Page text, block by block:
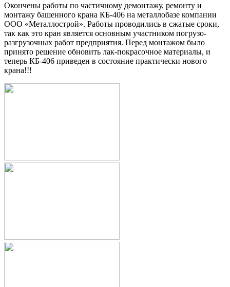
Окончены работы по частичному демонтажу, ремонту и
монтажу башенного крана КБ-406 на металлобазе компании
ООО «Металлострой». Работы проводились в сжатые сроки,
так как это кран является основным участником погрузо-
разгрузочных работ предприятия. Перед монтажом было
принято решение обновить лак-покрасочное материалы, и
теперь КБ-406 приведен в состояние практически нового
крана!!!